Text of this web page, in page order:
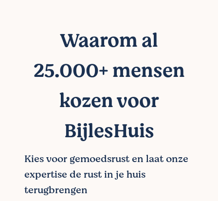
Waarom al
25.000+ mensen
kozen voor
BijlesHuis
Kies voor gemoedsrust en laat onze
expertise de rust in je huis
terugbrengen